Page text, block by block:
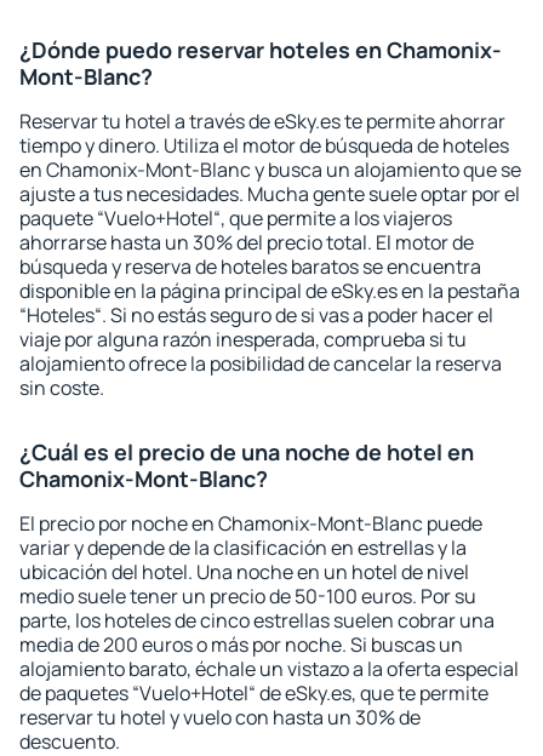
¿Dónde puedo reservar hoteles en Chamonix-
Mont-Blanc?
Reservar tu hotel a través de eSky.es te permite ahorrar
tiempo y dinero. Utiliza el motor de búsqueda de hoteles
en Chamonix-Mont-Blanc y busca un alojamiento que se
ajuste a tus necesidades. Mucha gente suele optar por el
paquete “Vuelo+Hotel“, que permite a los viajeros
ahorrarse hasta un 30% del precio total. El motor de
búsqueda y reserva de hoteles baratos se encuentra
disponible en la página principal de eSky.es en la pestaña
“Hoteles“. Si no estás seguro de si vas a poder hacer el
viaje por alguna razón inesperada, comprueba si tu
alojamiento ofrece la posibilidad de cancelar la reserva
sin coste.
¿Cuál es el precio de una noche de hotel en
Chamonix-Mont-Blanc?
El precio por noche en Chamonix-Mont-Blanc puede
variar y depende de la clasificación en estrellas y la
ubicación del hotel. Una noche en un hotel de nivel
medio suele tener un precio de 50-100 euros. Por su
parte, los hoteles de cinco estrellas suelen cobrar una
media de 200 euros o más por noche. Si buscas un
alojamiento barato, échale un vistazo a la oferta especial
de paquetes “Vuelo+Hotel“ de eSky.es, que te permite
reservar tu hotel y vuelo con hasta un 30% de
descuento.